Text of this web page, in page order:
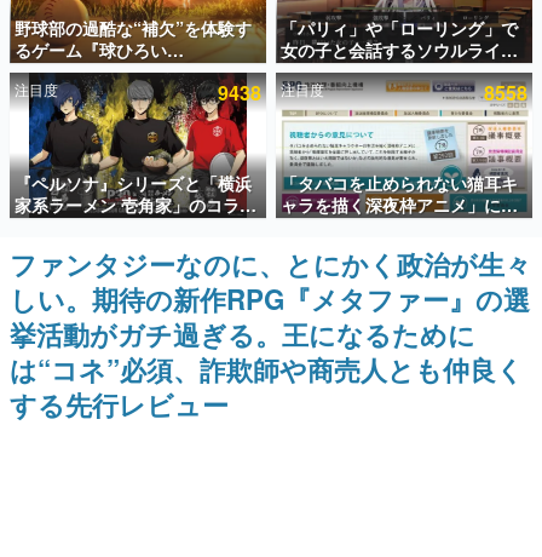
アプリセール情報
インタビュー
連載・特集一覧
殿堂入り記事
SNS拡散数が数千以上！ ページビュー数万以上！ などな
ど。多くの人々に読まれた、電ファミ渾身の“殿堂入り”記
事をまとめました。
ゲームの企画書
名作ゲームクリエイターの方々に製作時のエピソードをお
聞きし、ヒットする企画（ゲーム）とは何か？を探ってい
きます。
赫本
この物語を解いてはいけない。『赫本』は、〈試験問題〉
の形をした短編ホラー小説集です。
野球部の過酷な“補欠”を体験す
るゲーム『球ひろい
Simulator』が「1件」のウィッ
シュリストをもとにチェコ語に
対応しSNSで話題に。『キング
ダム・カム』開発元やチェコの
プロ野球選手から称賛の声
「パリィ」や「ローリング」で
女の子と会話するソウルライク
恋愛ゲーム『小早川さんはソウ
ルライク』無料公開。返事に失
敗すると「YOU DIED」
注目度 9438
『ペルソナ』シリーズと「横浜
家系ラーメン 壱角家」のコラボ
が8月21日から開催。”はがく
れ”風とんこつラーメンや、おい
しく食べられるカレーラーメン
がラインナップ
注目度 8558
「タバコを止められない猫耳キ
ャラを描く深夜枠アニメ」に視
聴者の一部から批判意見。違法
薬物の使用と思しき描写も含め
て、BPOが議論を交わす
ファンタジーなのに、とにかく政治が生々
しい。期待の新作RPG『メタファー』の選
挙活動がガチ過ぎる。王になるために
は“コネ”必須、詐欺師や商売人とも仲良く
する先行レビュー